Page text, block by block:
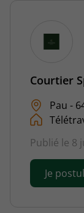
Courtier
Pau -
Publié le 8
Je